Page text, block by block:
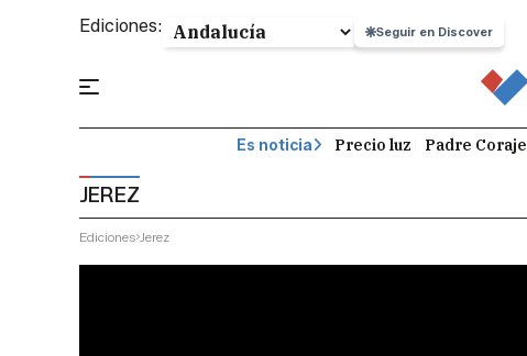
Ediciones: Seguir en Discover
Es noticia Precio luz Padre Coraje
JEREZ
Ediciones Jerez